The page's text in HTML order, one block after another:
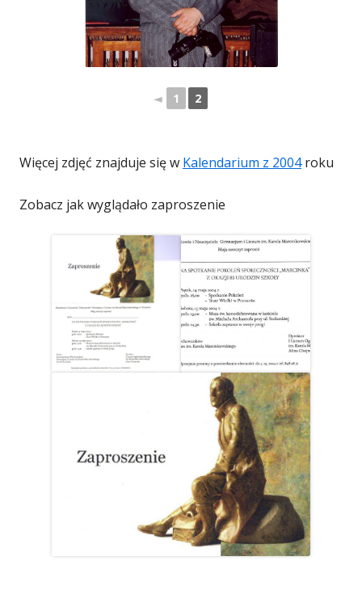
◄ 1 2
Więcej zdjęć znajduje się w Kalendarium z 2004roku
Zobacz jak wyglądało zaproszenie